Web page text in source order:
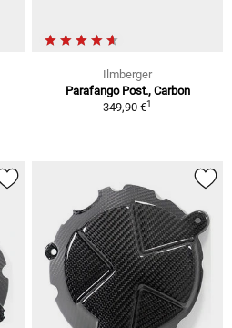
Ilmberger
Parafango Post., Carbon
349,90 €1